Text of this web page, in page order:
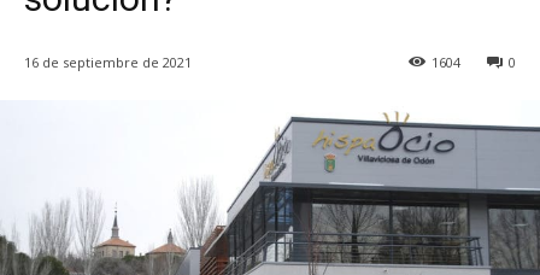
16 de septiembre de 2021 0
1604